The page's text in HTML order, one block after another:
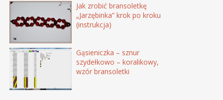
Jak zrobić bransoletkę
„Jarzębinka” krok po kroku
(instrukcja)
Gąsieniczka – sznur
szydełkowo – koralikowy,
wzór bransoletki